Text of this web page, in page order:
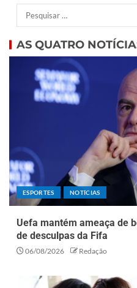
AS QUATRO
ESPORTES NOTÍCIAS
Uefa mantém ameaça de
de desculpas da Fifa
06/08/2026 Redação